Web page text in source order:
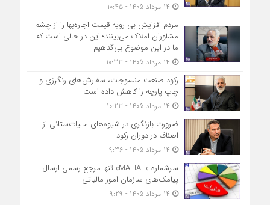
مردم افزایش بی رویه قیمت اجاره‌بها را از چشم
مشاوران املاک می‌بینند؛ این در حالی است که
ما در این موضوع بی‌گناهیم
رکود صنعت منسوجات، سفارش‌های رنگرزی و
چاپ پارچه را کاهش داده است
ضرورت بازنگری در شیوه‌های مالیات‌ستانی از
اصناف در دوران رکود
سرشماره «MALIAT» تنها مرجع رسمی ارسال
پیامک‌های سازمان امور مالیاتی